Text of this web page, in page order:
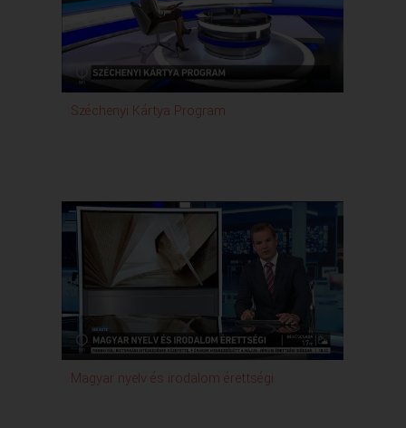
Széchenyi Kártya Program
Magyar nyelv és irodalom érettségi